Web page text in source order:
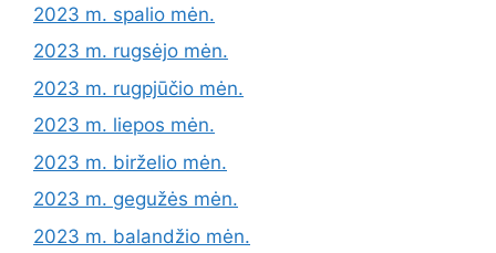
2023 m. spalio mėn.
2023 m. rugsėjo mėn.
2023 m. rugpjūčio mėn.
2023 m. liepos mėn.
2023 m. birželio mėn.
2023 m. gegužės mėn.
2023 m. balandžio mėn.